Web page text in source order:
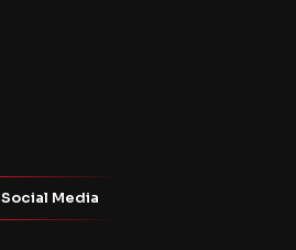
Social Media